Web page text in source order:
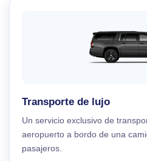
Transporte de lujo
Un servicio exclusivo de
aeropuerto a bordo de una
pasajeros.